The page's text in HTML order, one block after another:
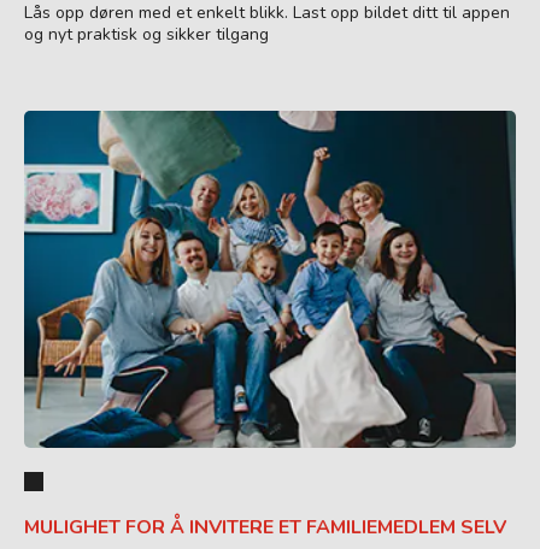
Lås opp døren med et enkelt blikk. Last opp bildet ditt til appen
og nyt praktisk og sikker tilgang
MULIGHET FOR Å INVITERE ET FAMILIEMEDLEM SELV